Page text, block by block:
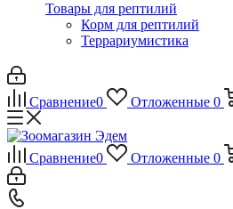
Товары для рептилий
Корм для рептилий
Террариумистика
Сравнение0 Отложенные 0
Сравнение0 Отложенные 0